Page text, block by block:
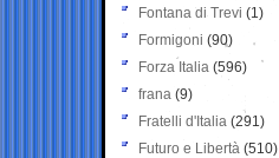
Fontana di Trevi (1)
Formigoni (90)
Forza Italia (596)
frana (9)
Fratelli d'Italia (291)
Futuro e Libertà (510)